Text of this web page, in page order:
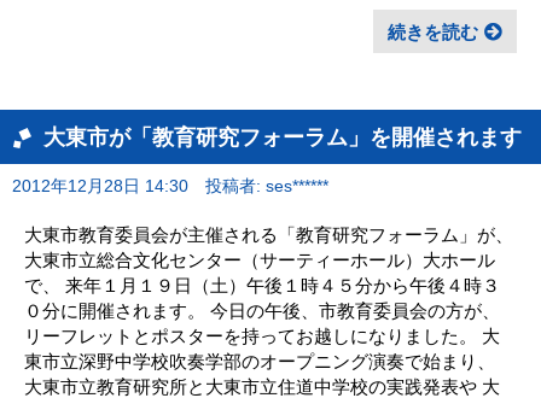
続きを読む
大東市が「教育研究フォーラム」を開催されます
2012年12月28日 14:30 投稿者: ses******
大東市教育委員会が主催される「教育研究フォーラム」が、
大東市立総合文化センター（サーティーホール）大ホール
で、 来年１月１９日（土）午後１時４５分から午後４時３
０分に開催されます。 今日の午後、市教育委員会の方が、
リーフレットとポスターを持ってお越しになりました。 大
東市立深野中学校吹奏学部のオープニング演奏で始まり、
大東市立教育研究所と大東市立住道中学校の実践発表や 大